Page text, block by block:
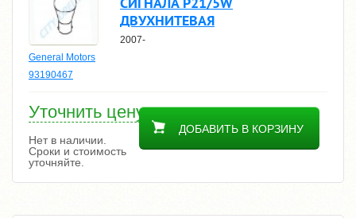
ДВУХНИТЕВАЯ
2007-
General Motors
93190467
Уточнить цену
ДОБАВИТЬ В КОРЗИНУ
Нет в наличии.
Сроки и стоимость
уточняйте.